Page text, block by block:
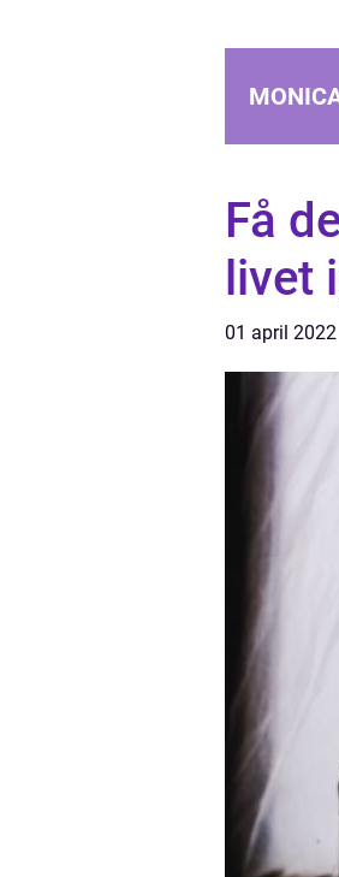
Få
livet
01 april 2022